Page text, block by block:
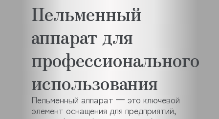
Пельменный
аппарат для
профессионального
использования
Пельменный аппарат — это ключевой
элемент оснащения для предприятий,